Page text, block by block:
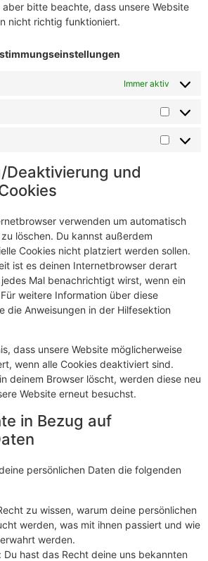
bitte beachte, dass unsere Website
nicht richtig funktioniert.
Immer aktiv
Deaktivierung und
verwenden um automatisch
löschen. Du kannst außerdem
Cookies nicht platziert werden sollen.
ist es deinen Internetbrowser derart
Mal benachrichtigt wirst, wenn ein
weitere Information über diese
die Anweisungen in der Hilfesektion
dass unsere Website möglicherweise
wenn alle Cookies deaktiviert sind.
deinem Browser löscht, werden diese neu
Website erneut besuchst.
in Bezug auf
persönlichen Daten die folgenden
zu wissen, warum deine persönlichen
werden, was mit ihnen passiert und wie
werden.
hast das Recht deine uns bekannten